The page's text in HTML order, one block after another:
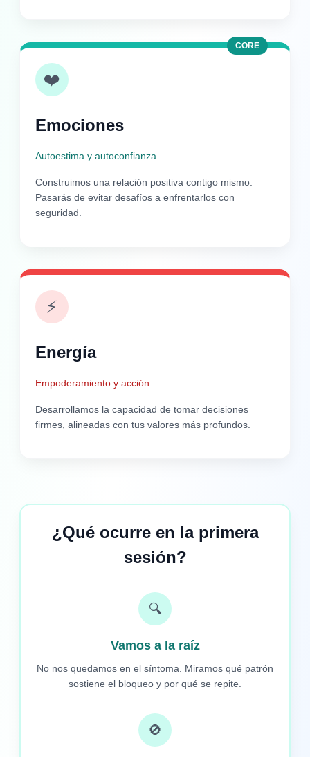
CORE
❤️
Emociones
Autoestima y autoconfianza
Construimos una relación positiva contigo mismo.
Pasarás de evitar desafíos a enfrentarlos con
seguridad.
⚡
Energía
Empoderamiento y acción
Desarrollamos la capacidad de tomar decisiones
firmes, alineadas con tus valores más profundos.
¿Qué ocurre en la primera
sesión?
🔍
Vamos a la raíz
No nos quedamos en el síntoma. Miramos qué patrón
sostiene el bloqueo y por qué se repite.
🚫